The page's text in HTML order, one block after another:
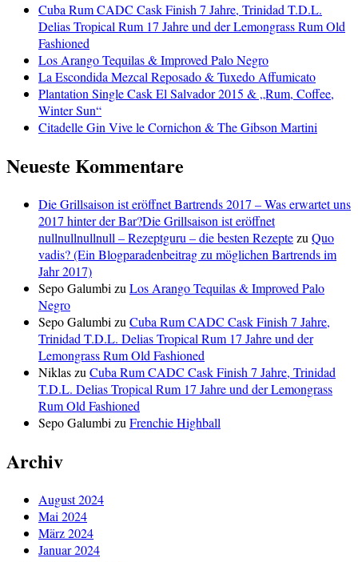
Cuba Rum CADC Cask Finish 7 Jahre, Trinidad T.D.L.
Delias Tropical Rum 17 Jahre und der Lemongrass Rum Old
Fashioned
Los Arango Tequilas & Improved Palo Negro
La Escondida Mezcal Reposado & Tuxedo Affumicato
Plantation Single Cask El Salvador 2015 & „Rum, Coffee,
Winter Sun“
Citadelle Gin Vive le Cornichon & The Gibson Martini
Neueste Kommentare
Die Grillsaison ist eröffnet Bartrends 2017 – Was erwartet uns
2017 hinter der Bar?Die Grillsaison ist eröffnet
nullnullnullnull – Rezeptguru – die besten Rezeptezu Quo
vadis? (Ein Blogparadenbeitrag zu möglichen Bartrends im
Jahr 2017)
Sepo Galumbi zu Los Arango Tequilas & Improved Palo
Negro
Sepo Galumbi zu Cuba Rum CADC Cask Finish 7 Jahre,
Trinidad T.D.L. Delias Tropical Rum 17 Jahre und der
Lemongrass Rum Old Fashioned
Niklaszu Cuba Rum CADC Cask Finish 7 Jahre, Trinidad
T.D.L. Delias Tropical Rum 17 Jahre und der Lemongrass
Rum Old Fashioned
Sepo Galumbi zu Frenchie Highball
Archiv
August 2024
Mai 2024
März 2024
Januar 2024